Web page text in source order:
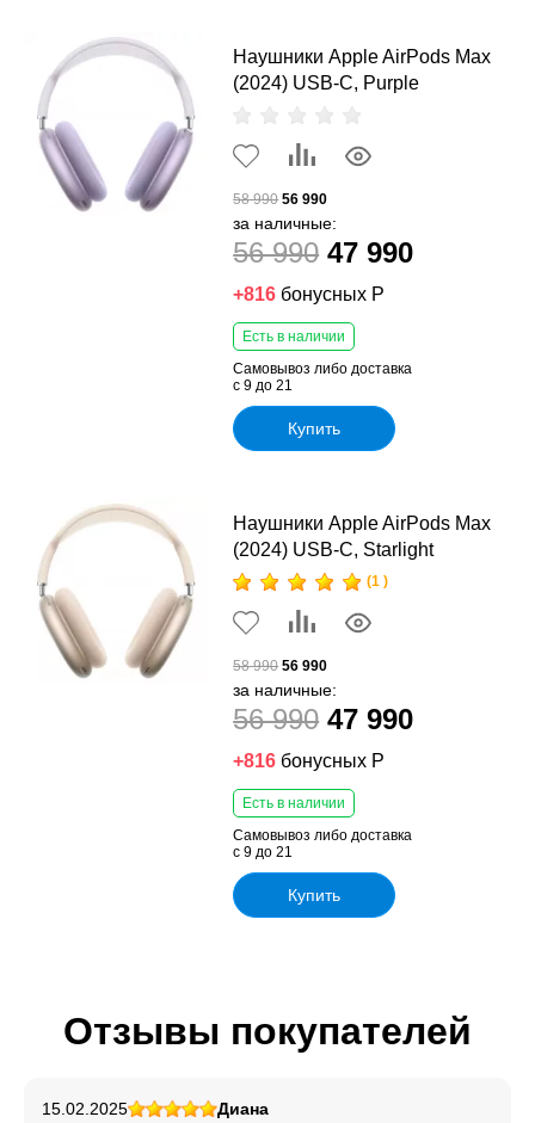
Наушники Apple AirPods Max
(2024) USB-C, Purple
58 990 56 990
за наличные:
56 990 47 990
+816 бонусных Р
Есть в наличии
Самовывоз либо доставка
с 9 до 21
Купить
Наушники Apple AirPods Max
(2024) USB-C, Starlight
(1 )
58 990 56 990
за наличные:
56 990 47 990
+816 бонусных Р
Есть в наличии
Самовывоз либо доставка
с 9 до 21
Купить
Отзывы покупателей
15.02.2025
Диана